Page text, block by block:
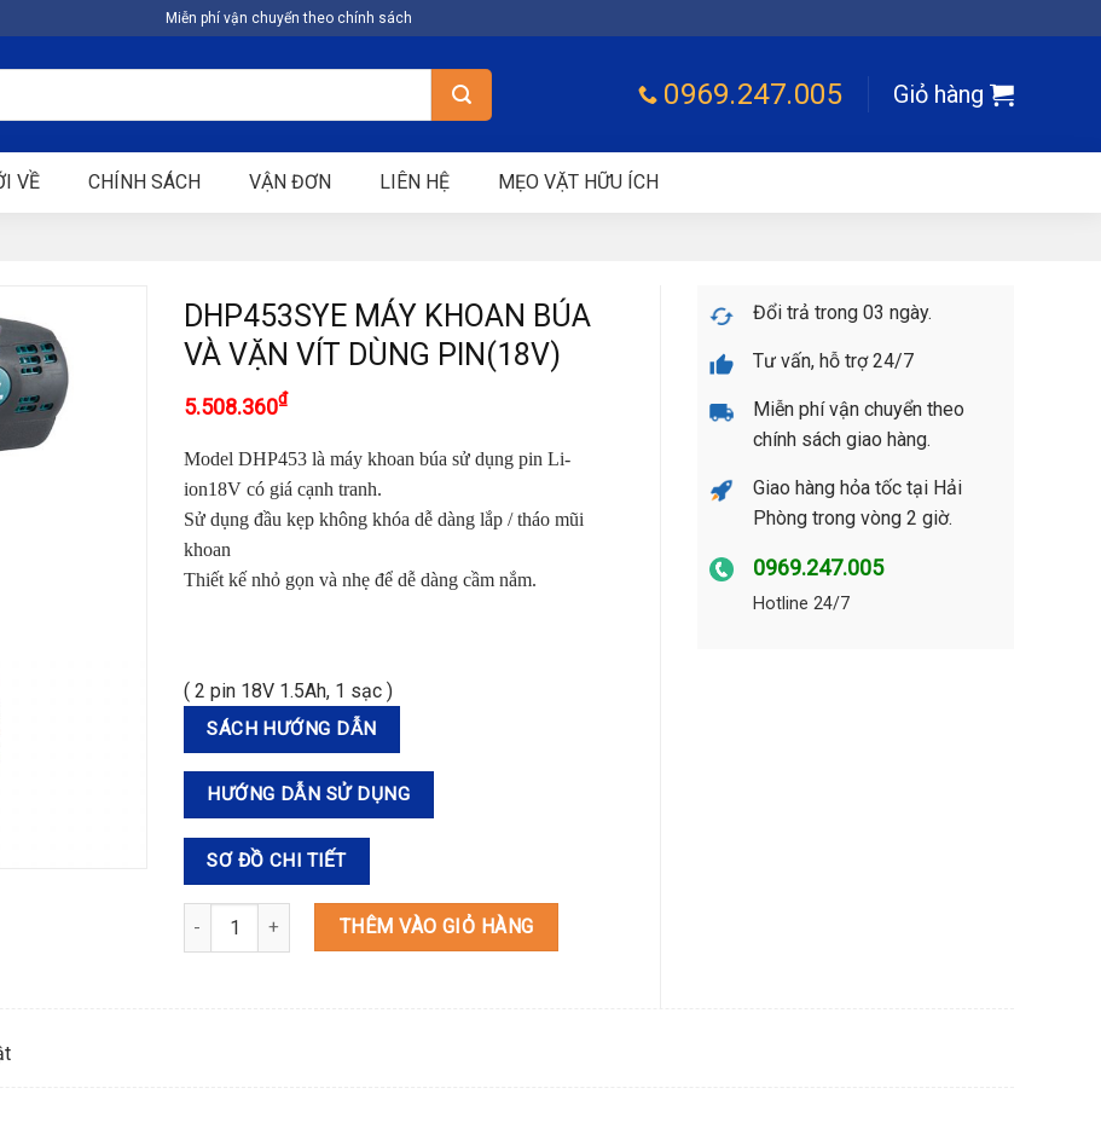
Miễn phí vận chuyển theo chính sách
0969.247.005 Giỏ hàng
VỀ CHÍNH SÁCH VẬN ĐƠN LIÊN HỆ MẸO VẶT HỮU ÍCH
DHP453SYE MÁY KHOAN BÚA
VÀ VẶN VÍT DÙNG PIN(18V)
5.508.360₫
Model DHP453 là máy khoan búa sử dụng pin Li-
ion18V có giá cạnh tranh.
Sử dụng đầu kẹp không khóa dễ dàng lắp / tháo mũi
khoan
Thiết kế nhỏ gọn và nhẹ để dễ dàng cầm nắm.
( 2 pin 18V 1.5Ah, 1 sạc )
SÁCH HƯỚNG DẪN
HƯỚNG DẪN SỬ DỤNG
SƠ ĐỒ CHI TIẾT
DHP453SYE MÁY KHOAN BÚA VÀ VẶN VÍT DÙNG PIN(18V) số lượng
THÊM VÀO GIỎ HÀNG
Đổi trả trong 03 ngày.
Tư vấn, hỗ trợ 24/7
Miễn phí vận chuyển theo
chính sách giao hàng.
Giao hàng hỏa tốc tại Hải
Phòng trong vòng 2 giờ.
0969.247.005
Hotline 24/7